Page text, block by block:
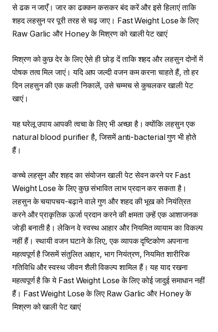
से ढक न जाएँ। जार का ढक्कन कसकर बंद करें और इसे हिलाएं ताकि
शहद लहसुन पर पूरी तरह से चढ़ जाए। Fast Weight Lose के लिए
Raw Garlic और Honey के मिश्रण को खाली पेट खाएं
मिश्रण को कुछ देर के लिए ऐसे ही छोड़ दें ताकि शहद और लहसुन दोनों में
पोषक तत्व मिल जाएं। यदि आप जल्दी वजन कम करना चाहते हैं, तो हर
दिन लहसुन की एक कली निकालें, उसे चम्मच से कुचलकर खाली पेट
खाएं।
यह घरेलू उपाय आपकी त्वचा के लिए भी अच्छा है। क्योंकि लहसुन एक
natural blood purifier है, जिसमें anti-bacterial गुण भी होते
हैं।
कच्चे लहसुन और शहद का संयोजन खाली पेट सेवन करने पर Fast
Weight Lose के लिए कुछ संभावित लाभ प्रदान कर सकता है।
लहसुन के चयापचय-बढ़ाने वाले गुण और शहद की भूख को नियंत्रित
करने और प्राकृतिक ऊर्जा प्रदान करने की क्षमता उन्हें एक आशाजनक
जोड़ी बनाती है। लेकिन वे स्वस्थ आहार और नियमित व्यायाम का विकल्प
नहीं हैं। स्थायी वजन घटाने के लिए, एक व्यापक दृष्टिकोण अपनाना
महत्वपूर्ण है जिसमें संतुलित आहार, भाग नियंत्रण, नियमित शारीरिक
गतिविधि और स्वस्थ जीवन शैली विकल्प शामिल हैं। यह याद रखना
महत्वपूर्ण है कि ये Fast Weight Lose के लिए कोई जादुई समाधान नहीं
हैं। Fast Weight Lose के लिए Raw Garlic और Honey के
मिश्रण को खाली पेट खाएं